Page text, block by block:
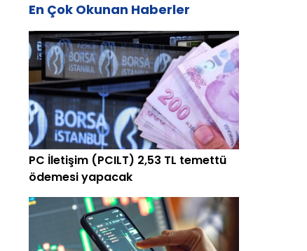
En Çok Okunan Haberler
PC İletişim (PCILT) 2,53 TL temettü
ödemesi yapacak